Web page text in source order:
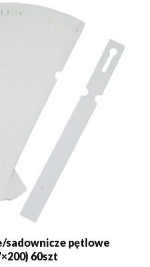
sadownicze pętlowe
60szt